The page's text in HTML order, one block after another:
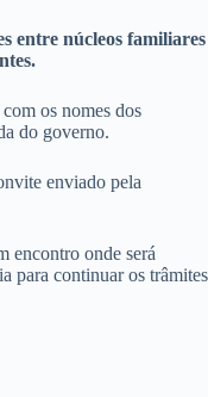
entre núcleos familiares
com os nomes dos
do governo.
enviado pela
encontro onde será
para continuar os trâmites